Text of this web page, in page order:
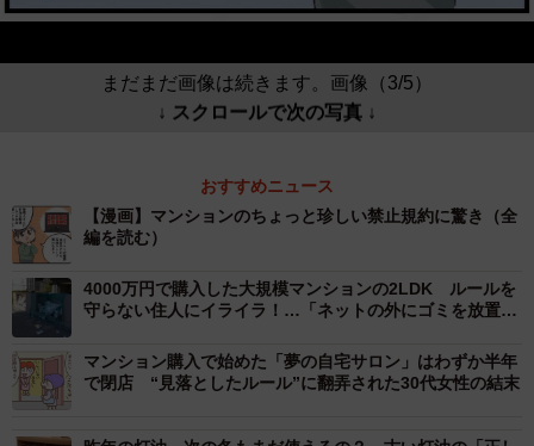
まだまだ画像は続きます。画像（3/5）
↓ スクロールで次の写真 ↓
おすすめニュース
【漫画】マンションのちょっと珍しい禁止規約に驚き（全
編を読む）
4000万円で購入した大規模マンションの2LDK ルールを
守らない住人にイライラ！…「ネットの外にゴミを放置」
マンション購入で始めた「夢の自宅サロン」はわずか半年
で閉店 “見落としたルール”に翻弄された30代女性の結末